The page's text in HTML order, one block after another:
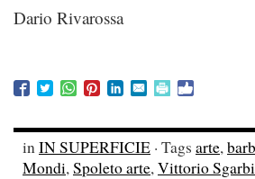
Dario Rivarossa
inIN SUPERFICIE · Tags arte,
Mondi,Spoleto arte,Vittorio Sgarbi